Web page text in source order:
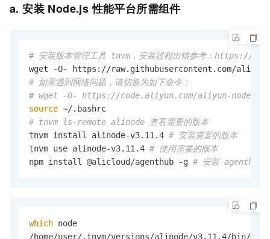
a. 安装 Node.js 性能平台所需组件
# 安装版本管理工具 tnvm，安装过程出错参考：https://
# 如果遇到网络问题，请切换为如下命令：
# wget -O- https://code.aliyun.com/aliyun-node/
source
# tnvm ls-remote alinode 查看需要的版本
tnvm install alinode-v3.11.4 # 安装需要的版本
tnvm use alinode-v3.11.4 # 使用需要的版本
npm install @alicloud/agenthub -g # 安装 agenthub
which node